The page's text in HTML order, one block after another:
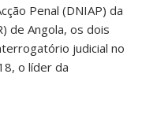
Penal (DNIAP) da
de Angola, os dois
judicial no
o líder da